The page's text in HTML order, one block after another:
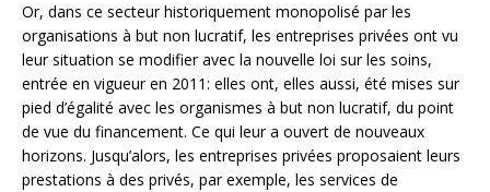
Or, dans ce secteur historiquement monopolisé par les
organisations à but non lucratif, les entreprises privées ont vu
leur situation se modifier avec la nouvelle loi sur les soins,
entrée en vigueur en 2011: elles ont, elles aussi, été mises sur
pied d’égalité avec les organismes à but non lucratif, du point
de vue du financement. Ce qui leur a ouvert de nouveaux
horizons. Jusqu’alors, les entreprises privées proposaient leurs
prestations à des privés, par exemple, les services de